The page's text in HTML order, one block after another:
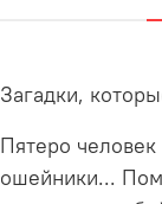
Загадки,
Пятеро
ошейники...